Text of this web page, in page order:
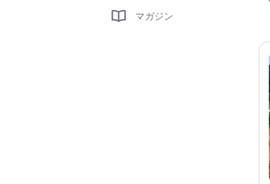
マガジン